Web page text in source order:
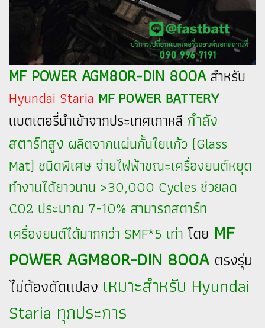
MF POWER AGM80R-DIN 800A สำหรับ
Hyundai Staria MF POWER BATTERY
แบตเตอรี่นำเข้าจากประเทศเกาหลี กำลัง
สตาร์ทสูง ผลิตจากแผ่นกั้นใยแก้ว (Glass
Mat) ชนิดพิเศษ จ่ายไฟฟ้าขณะเครื่องยนต์หยุด
ทำงานได้ยาวนาน >30,000 Cycles ช่วยลด
CO2 ประมาณ 7-10% สามารถสตาร์ท
เครื่องยนต์ได้มากกว่า SMF*5 เท่า โดย MF
POWER AGM80R-DIN 800A ตรงรุ่น
ไม่ต้องดัดแปลง เหมาะสำหรับ Hyundai
Staria ทุกประการ